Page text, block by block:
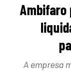
Ambifaro
A empresa